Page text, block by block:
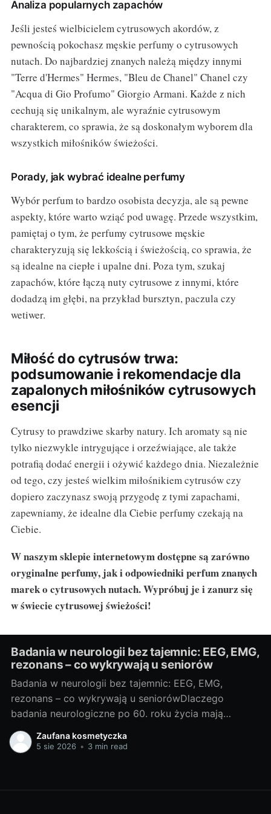
Analiza popularnych zapachów
Jeśli jesteś wielbicielem cytrusowych akordów, z
pewnością pokochasz męskie perfumy o cytrusowych
nutach. Do najbardziej znanych należą między innymi
"Terre d'Hermes" Hermes, "Bleu de Chanel" Chanel czy
"Acqua di Gio Profumo" Giorgio Armani. Każde z nich
cechują się unikalnym, ale wyraźnie cytrusowym
charakterem, co sprawia, że są doskonałym wyborem dla
wszystkich miłośników świeżości.
Porady, jak wybrać idealne perfumy
Wybór perfum to bardzo osobista decyzja, ale są pewne
aspekty, które warto wziąć pod uwagę. Przede wszystkim,
pamiętaj o tym, że perfumy cytrusowe męskie
charakteryzują się lekkością i świeżością, co sprawia, że
są idealne na ciepłe i upalne dni. Poza tym, szukaj
zapachów, które łączą nuty cytrusowe z innymi, które
dodadzą im głębi, na przykład bursztyn, paczula czy
wetiwer.
Miłość do cytrusów trwa:
podsumowanie i rekomendacje dla
zapalonych miłośników cytrusowych
esencji
Cytrusy to prawdziwe skarby natury. Ich aromaty są nie
tylko niezwykle intrygujące i orzeźwiające, ale także
potrafią dodać energii i ożywić każdego dnia. Niezależnie
od tego, czy jesteś wielkim miłośnikiem cytrusów czy
dopiero zaczynasz swoją przygodę z tymi zapachami,
zapewniamy, że idealne dla Ciebie perfumy czekają na
Ciebie.
W naszym sklepie internetowym dostępne są zarówno
oryginalne perfumy, jak i odpowiedniki perfum znanych
marek o cytrusowych nutach. Wypróbuj je i zanurz się
w świecie cytrusowej świeżości!
Badania w neurologii bez tajemnic: EEG, EMG,
rezonans – co wykrywają u seniorów
Badania w neurologii bez tajemnic: EEG, EMG,
rezonans – co wykrywają u seniorówDlaczego
badania neurologiczne po 60. roku życia mają
znaczenieJako blogerka, ale i miłośniczka rzetelnej
wiedzy medycznej, często widzę, że u osób po 60.
szybka diagnoza pozwala
Zaufana kosmetyczka
5 sie 2026 • 3 min read